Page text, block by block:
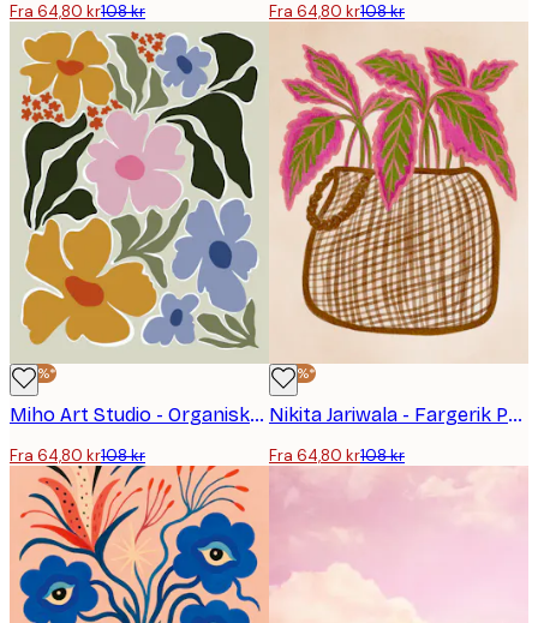
Fra 64,80 kr108 kr Fra 64,80 kr108 kr
-40%*
Miho Art Studio - Organiske Blomsterformer Plakat
Fra 64,80 kr108 kr
-40%*
Nikita Jariwala - Fargerik Potteplante Plakat
Fra 64,80 kr108 kr